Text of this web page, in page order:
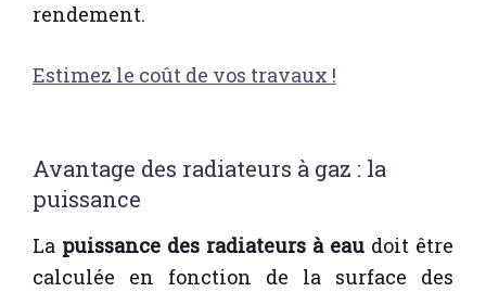
rendement.
Estimez le coût de vos travaux !
Avantage des radiateurs à gaz : la
puissance
La puissance des radiateurs à eau doit être
calculée en fonction de la surface des